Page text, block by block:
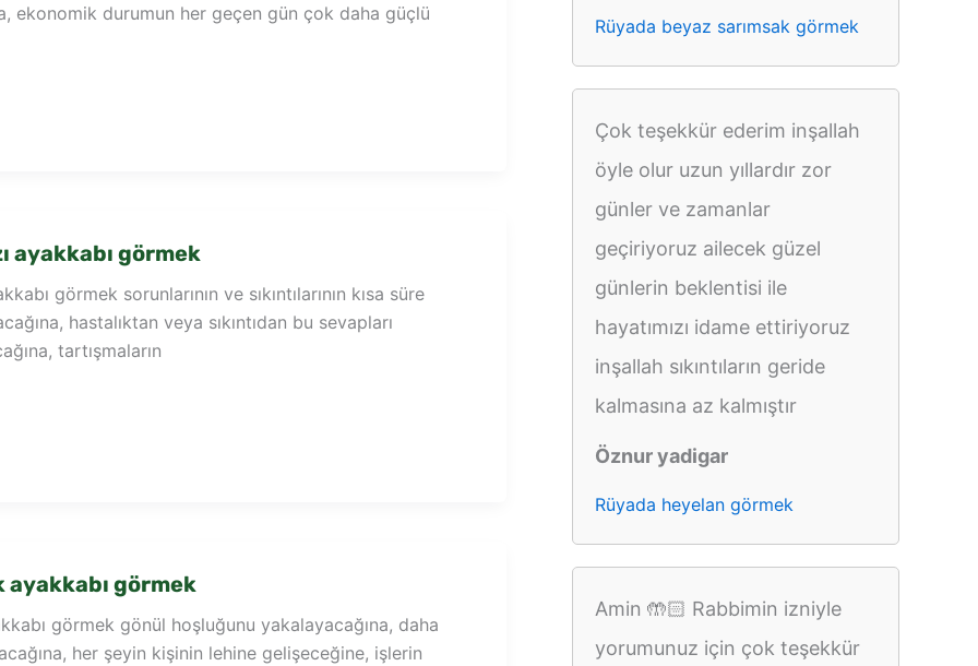
ekonomik durumun her geçen gün çok daha güçlü
ayakkabı görmek
görmek sorunlarının ve sıkıntılarının kısa süre
hastalıktan veya sıkıntıdan bu sevapları
tartışmaların
ayakkabı görmek
görmek gönül hoşluğunu yakalayacağına, daha
her şeyin kişinin lehine gelişeceğine, işlerin
Rüyada beyaz sarımsak görmek
Çok teşekkür ederim inşallah
öyle olur uzun yıllardır zor
günler ve zamanlar
geçiriyoruz ailecek güzel
günlerin beklentisi ile
hayatımızı idame ettiriyoruz
inşallah sıkıntıların geride
kalmasına az kalmıştır
Öznur yadigar
Rüyada heyelan görmek
Amin 🤲🏻 Rabbimin izniyle
yorumunuz için çok teşekkür